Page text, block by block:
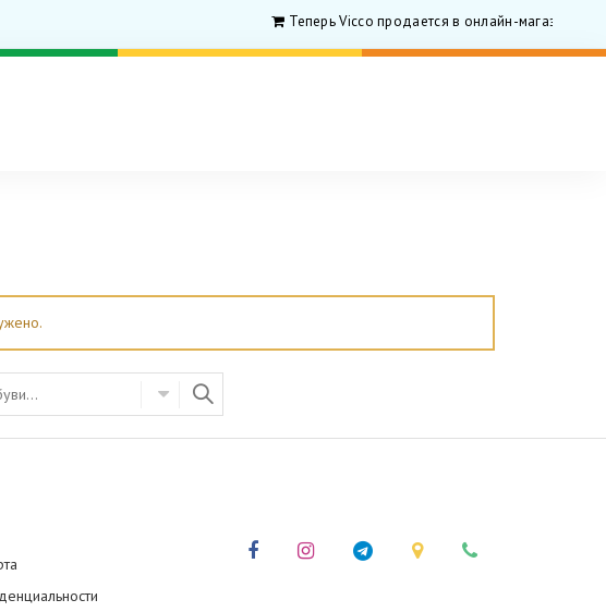
Теперь Vicco продается в онлайн-магазине для